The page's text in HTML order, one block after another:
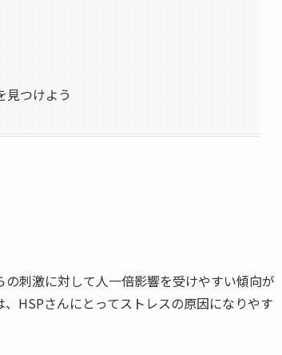
見つけよう
刺激に対して人一倍影響を受けやすい傾向が
HSPさんにとってストレスの原因になりやす